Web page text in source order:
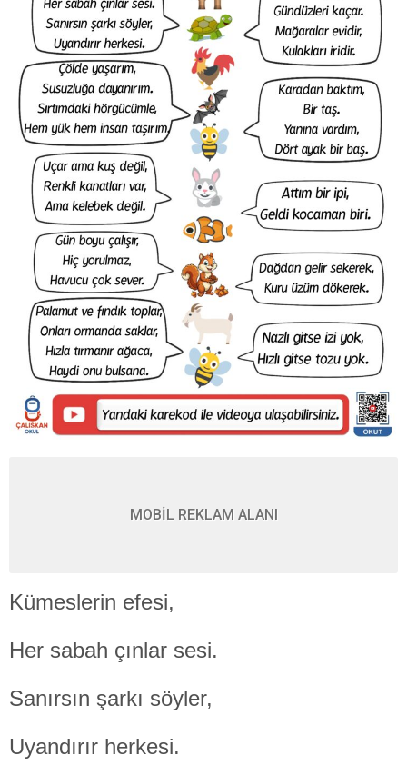
MOBİL REKLAM ALANI
Kümeslerin efesi,
Her sabah çınlar sesi.
Sanırsın şarkı söyler,
Uyandırır herkesi.